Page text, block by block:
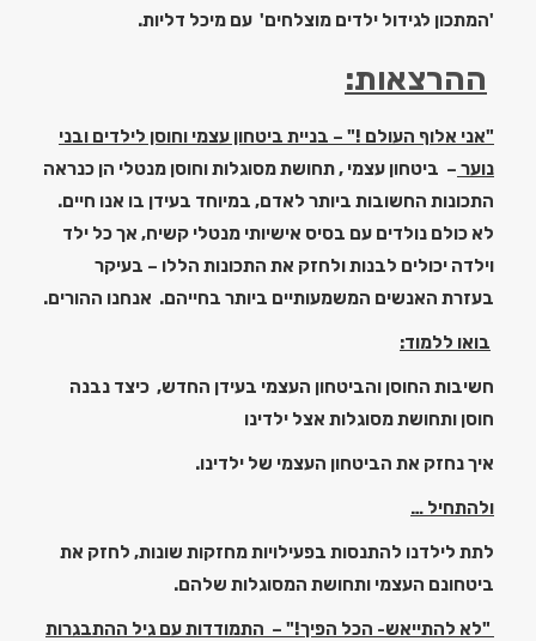
'המתכון לגידול ילדים מוצלחים' עם מיכל דליות.
ההרצאות:
"אני אלוף העולם !" – בניית ביטחון עצמי וחוסן לילדים ובני
נוער – ביטחון עצמי , תחושת מסוגלות וחוסן מנטלי הן כנראה
התכונות החשובות ביותר לאדם, במיוחד בעידן בו אנו חיים.
לא כולם נולדים עם בסיס אישיותי מנטלי קשיח, אך כל ילד
וילדה יכולים לבנות ולחזק את התכונות הללו – בעיקר
בעזרת האנשים המשמעותיים ביותר בחייהם. אנחנו ההורים.
בואו ללמוד:
חשיבות החוסן והביטחון העצמי בעידן החדש, כיצד נבנה
חוסן ותחושת מסוגלות אצל ילדינו
איך נחזק את הביטחון העצמי של ילדינו.
ולהתחיל …
לתת לילדנו להתנסות בפעילויות מחזקות שונות, לחזק את
ביטחונם העצמי ותחושת המסוגלות שלהם.
"לא להתייאש- הכל הפיך!" – התמודדות עם גיל ההתבגרות